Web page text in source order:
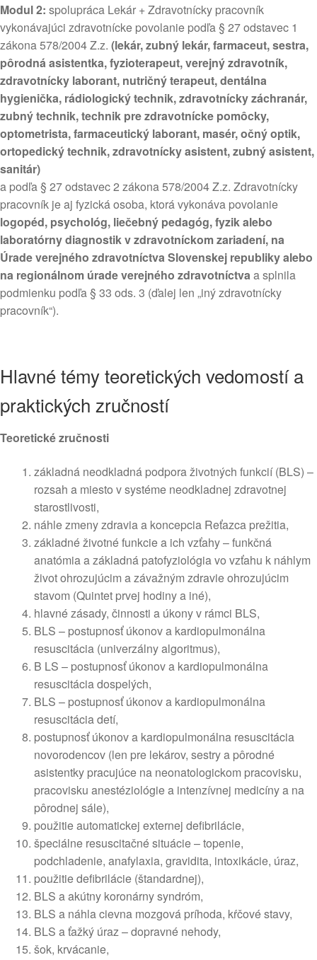
Modul 2: spolupráca Lekár + Zdravotnícky pracovník
vykonávajúci zdravotnícke povolanie podľa § 27 odstavec 1
zákona 578/2004 Z.z. (lekár, zubný lekár, farmaceut, sestra,
pôrodná asistentka, fyzioterapeut, verejný zdravotník,
zdravotnícky laborant, nutričný terapeut, dentálna
hygienička, rádiologický technik, zdravotnícky záchranár,
zubný technik, technik pre zdravotnícke pomôcky,
optometrista, farmaceutický laborant, masér, očný optik,
ortopedický technik, zdravotnícky asistent, zubný asistent,
sanitár)
a podľa § 27 odstavec 2 zákona 578/2004 Z.z. Zdravotnícky
pracovník je aj fyzická osoba, ktorá vykonáva povolanie
logopéd, psychológ, liečebný pedagóg, fyzik alebo
laboratórny diagnostik v zdravotníckom zariadení, na
Úrade verejného zdravotníctva Slovenskej republiky alebo
na regionálnom úrade verejného zdravotníctvaa splnila
podmienku podľa § 33 ods. 3 (ďalej len „iný zdravotnícky
pracovník“).
Hlavné témy teoretických vedomostí a
praktických zručností
Teoretické zručnosti
základná neodkladná podpora životných funkcií (BLS) –
rozsah a miesto v systéme neodkladnej zdravotnej
starostlivosti,
náhle zmeny zdravia a koncepcia Reťazca prežitia,
základné životné funkcie a ich vzťahy – funkčná
anatómia a základná patofyziológia vo vzťahu k náhlym
život ohrozujúcim a závažným zdravie ohrozujúcim
stavom (Quintet prvej hodiny a iné),
hlavné zásady, činnosti a úkony v rámci BLS,
BLS – postupnosť úkonov a kardiopulmonálna
resuscitácia (univerzálny algoritmus),
B LS – postupnosť úkonov a kardiopulmonálna
resuscitácia dospelých,
BLS – postupnosť úkonov a kardiopulmonálna
resuscitácia detí,
postupnosť úkonov a kardiopulmonálna resuscitácia
novorodencov (len pre lekárov, sestry a pôrodné
asistentky pracujúce na neonatologickom pracovisku,
pracovisku anestéziológie a intenzívnej medicíny a na
pôrodnej sále),
použitie automatickej externej defibrilácie,
špeciálne resuscitačné situácie – topenie,
podchladenie, anafylaxia, gravidita, intoxikácie, úraz,
použitie defibrilácie (štandardnej),
BLS a akútny koronárny syndróm,
BLS a náhla cievna mozgová príhoda, kŕčové stavy,
BLS a ťažký úraz – dopravné nehody,
šok, krvácanie,